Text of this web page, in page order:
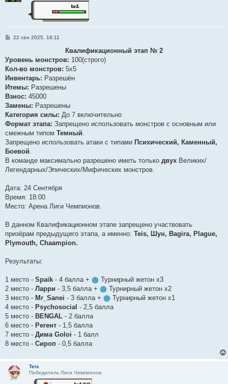
С
щ
е
и
е
22 сен 2025, 18:11
Квалификационный этап № 2
Уровень монстров: 100(строго)
Кол-во монстров: 5x5
Инвентарь: Разрешён
Итемы: Разрешены
Взнос: 45000
Замены: Разрешены
Категория силы: До 7 включительно
Формат этапа: Запрещено использовать монстров с основным или
смежным типом Темный.
Запрещено использовать атаки с типами Психический, Каменный,
Боевой.
В команде максимально разрешено иметь только двух Великих/
Легендарных/Эпических/Мифических монстров.
Дата: 24 Сентября
Время: 18:00
Место: Арена Лиги Чемпионов.
В данном Квалификационном этапе запрещено участвовать
призёрам предыдущего этапа, а именно: Teis, Шун, Bagira, Plague,
Plymouth, Chaampion.
Результаты:
1 место - Spaik - 4 балла +
Турнирный жетон х3
2 место - Ларри - 3,5 балла +
Турнирный жетон х2
3 место - Mr_Sanei - 3 балла +
Турнирный жетон х1
4 место - Psychosocial - 2,5 балла
5 место - BENGAL - 2 балла
6 место - Регент - 1,5 балла
7 место - Дима Goloi - 1 балл
8 место - Сироп - 0,5 балла
Teis
Победитель Лиги Чемпионов